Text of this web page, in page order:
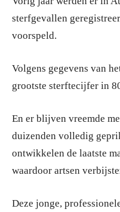
sterfgevallen
voorspeld.
Volgens gegevens van
grootste sterftecijfer in
En er blijven vreemde
duizenden volledig
ontwikkelen de laatste
waardoor artsen
Deze jonge,